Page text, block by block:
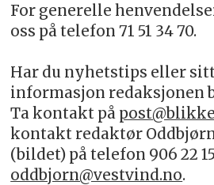
For generelle
oss på telefon 71 51 34 70.
Har du nyhetstips eller
informasjon redaksjonen
Ta kontakt på
kontakt redaktør
(bildet) på telefon 906 22
oddbjorn@vestvind.no.